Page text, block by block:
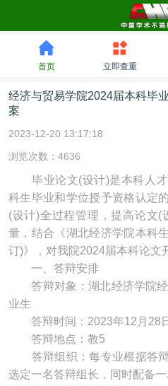
首页 立即查重
经济与贸易学院2024届本科毕
案
2023-12-20 13:17:18
浏览次数：4636
毕业论文(设计)是本科人才
科生毕业和学位授予资格认定
(设计)全过程管理，提高论文(
量，结合《湖北经济学院本科
订)》，对我院2024届本科论文
一、答辩安排
答辩对象：湖北经济学院经
业生
答辩时间：2023年12月28
答辩地点：教5
答辩组织：每专业根据答辩
选定一名答辩组长，同时配备一